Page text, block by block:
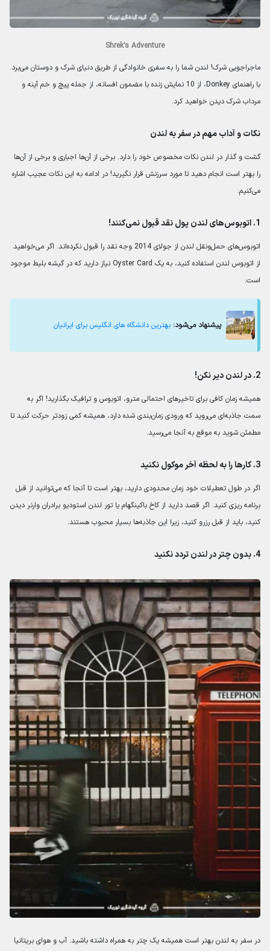
Shrek’s Adventure
ماجراجویی شرک! لندن شما را به سفری خانوادگی از طریق دنیای شرک و دوستان می‌برد.
با راهنمای Donkey، از 10 نمایش زنده با مضمون افسانه، از جمله پیچ و خم آینه و
مرداب شرک دیدن خواهید کرد.
نکات و آداب مهم در سفر به لندن
گشت و گذار در لندن نکات مخصوص خود را دارد. برخی از آن‌ها اجباری و برخی از آن‌ها
را بهتر است انجام دهید تا مورد سرزنش قرار نگیرید! در ادامه به این نکات عجیب اشاره
می‌کنیم:
1. اتوبوس‌های لندن پول نقد قبول نمی‌کنند!
اتوبوس‌های حمل‌ونقل لندن از جولای 2014 وجه نقد را قبول نکرده‌اند. اگر می‌خواهید
از اتوبوس لندن استفاده کنید، به یک Oyster Card نیاز دارید که در گیشه بلیط موجود
است.
پیشنهاد می‌شود: بهترین دانشگاه های انگلیس برای ایرانیان
2. در لندن ‎دیر نکن!
همیشه زمان کافی برای تاخیرهای احتمالی مترو، اتوبوس و ترافیک بگذارید! اگر به
سمت جاذبه‌ای می‌روید که ورودی زمان‌بندی شده دارد، همیشه کمی زودتر حرکت کنید تا
مطمئن شوید به موقع به آنجا می‌رسید.
3. کارها را به لحظه آخر موکول نکنید
اگر در طول تعطیلات خود زمان محدودی دارید، بهتر است تا آنجا که می‌توانید از قبل
برنامه ریزی کنید. اگر قصد دارید از کاخ باکینگهام یا تور لندن استودیو برادران وارنر دیدن
کنید، باید از قبل رزرو کنید، زیرا این جاذبه‌ها بسیار محبوب هستند.
4. بدون چتر در لندن تردد نکنید
در سفر به لندن بهتر است همیشه یک چتر به همراه داشته باشید. آب و هوای بریتانیا